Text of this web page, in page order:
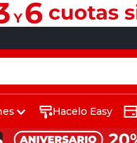
Hacelo Easy